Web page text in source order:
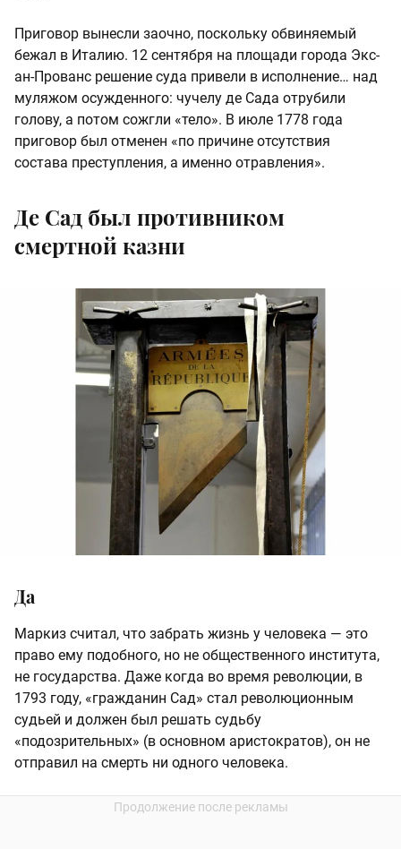
Приговор вынесли заочно, поскольку обвиняемый
бежал в Италию. 12 сентября на площади города Экс-
ан-Прованс решение суда привели в исполнение… над
муляжом осужденного: чучелу де Сада отрубили
голову, а потом сожгли «тело». В июле 1778 года
приговор был отменен «по причине отсутствия
состава преступления, а именно отравления».
Де Сад был противником
смертной казни
Да
Маркиз считал, что забрать жизнь у человека — это
право ему подобного, но не общественного института,
не государства. Даже когда во время революции, в
1793 году, «гражданин Сад» стал революционным
судьей и должен был решать судьбу
«подозрительных» (в основном аристократов), он не
отправил на смерть ни одного человека.